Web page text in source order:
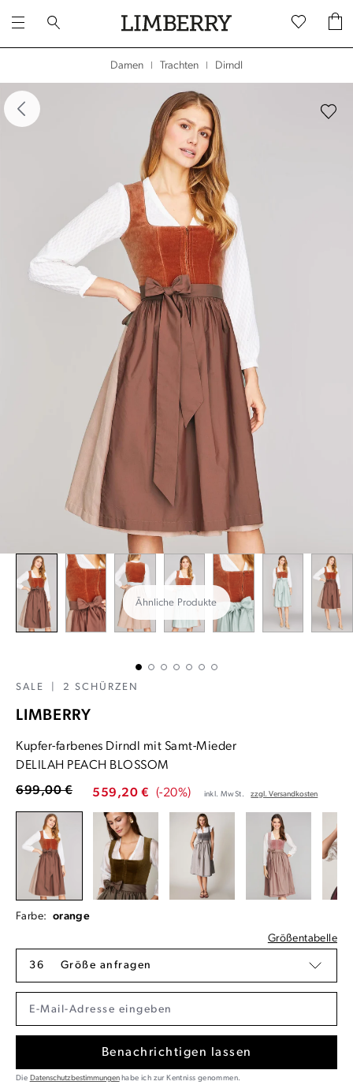
Damen Trachten Dirndl
überspringen
Ähnliche Produkte
SALE 2 SCHÜRZEN
LIMBERRY
Kupfer-farbenes Dirndl mit Samt-Mieder
DELILAH PEACH BLOSSOM
559,20 € (-20%)
699,00 € inkl. MwSt. zzgl. Versandkosten
Farbe: orange
Größentabelle
36 Größe anfragen
Benachrichtigen lassen
Die Datenschutzbestimmungenhabe ich zur Kentniss genommen.